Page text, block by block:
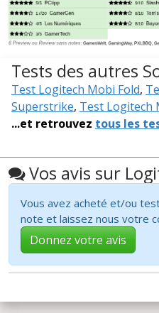
Tests des autres
Test Logitech Mobi Fold,
Superstrike, Test Logitech
...et retrouvez tous les
Vos avis sur
Vous avez acheté et/ou
note et laissez nous votre
Donnez votre avis